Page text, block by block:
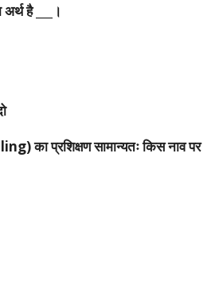
अर्थहै ___
।
काप्रशिक्षणसामान्यतःकिसनावपर